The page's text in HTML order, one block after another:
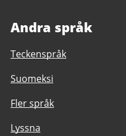
Andra språk
Teckenspråk
Suomeksi
Fler språk
Lyssna